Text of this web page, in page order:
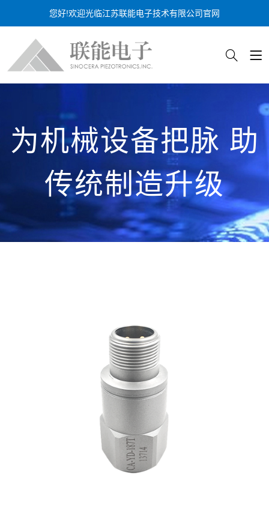
您好!欢迎光临江苏联能电子技术有限公司官网
为机械设备把脉 助
传统制造升级